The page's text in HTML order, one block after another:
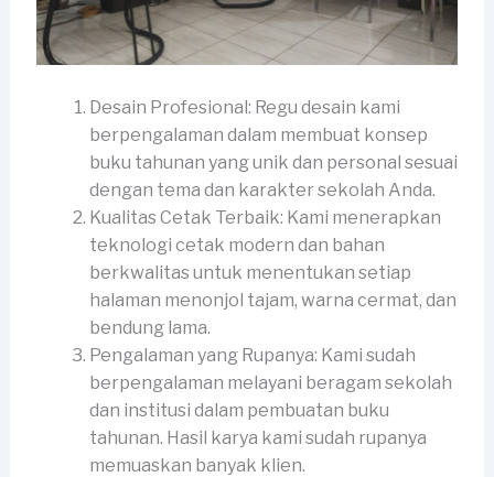
Desain Profesional: Regu desain kami
berpengalaman dalam membuat konsep
buku tahunan yang unik dan personal sesuai
dengan tema dan karakter sekolah Anda.
Kualitas Cetak Terbaik: Kami menerapkan
teknologi cetak modern dan bahan
berkwalitas untuk menentukan setiap
halaman menonjol tajam, warna cermat, dan
bendung lama.
Pengalaman yang Rupanya: Kami sudah
berpengalaman melayani beragam sekolah
dan institusi dalam pembuatan buku
tahunan. Hasil karya kami sudah rupanya
memuaskan banyak klien.